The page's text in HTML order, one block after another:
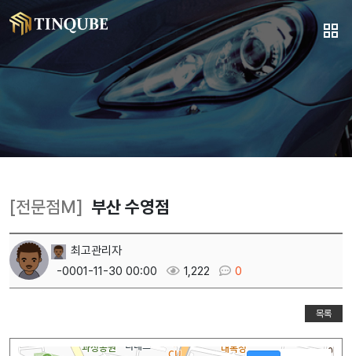
[전문점M] 부산 수영점
최고관리자
-0001-11-30 00:00
1,222 0
목록